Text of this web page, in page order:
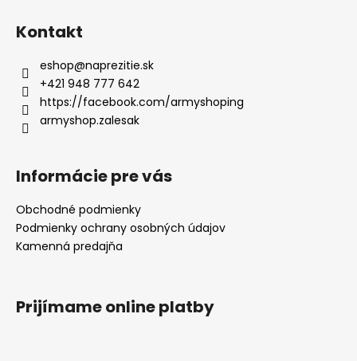
Kontakt
eshop@naprezitie.sk
+421 948 777 642
https://facebook.com/armyshoping
armyshop.zalesak
Informácie pre vás
Obchodné podmienky
Podmienky ochrany osobných údajov
Kamenná predajňa
Prijímame online platby